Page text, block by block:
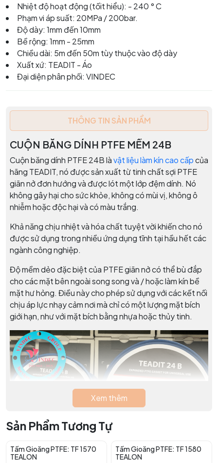
Nhiệt độ hoạt động (tốit hiểu): - 240 ° C
Phạm vi áp suất: 20MPa / 200bar.
Độ dày: 1mm đến 10mm
Bề rộng: 1mm - 25mm
Chiều dài: 5m đến 50m tùy thuộc vào độ dày
Xuất xứ: TEADIT - Áo
Đại diện phân phối: VINDEC
THÔNG TIN SẢN PHẨM
CUỘN BĂNG DÍNH PTFE MỀM 24B
Cuộn băng dính PTFE 24B làvật liệu làm kín cao cấpcủa
hãng TEADIT, nó được sản xuất từ tinh chất sợi PTFE
giãn nở đơn hướng và được lót một lớp đệm dính. Nó
không gây hại cho sức khỏe, không có mùi vị, không ô
nhiễm hoặc độc hại và có màu trắng.
Khả năng chịu nhiệt và hóa chất tuyệt vời khiến cho nó
được sử dụng trong nhiều ứng dụng tĩnh tại hầu hết các
ngành công nghiệp.
Độ mềm dẻo đặc biệt của PTFE giãn nở có thể bù đắp
cho các mặt bên ngoài song song và / hoặc làm kín bề
mặt hư hỏng. Điều này cho phép sử dụng với các kết nối
chịu áp lực nhạy cảm nơi mà chỉ có một lượng mặt bích
giới hạn, như với mặt bích bằng nhựa hoặc thủy tinh.
Xem thêm
Sản Phẩm Tương Tự
Tấm Gioăng PTFE: TF 1570
TEALON
Tấm Gioăng PTFE: TF 1580
TEALON